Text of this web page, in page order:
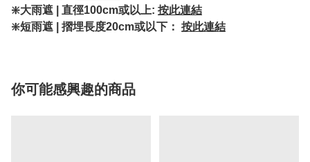
❇️大雨遮 | 直徑100cm或以上: 按此連結
❇️短雨遮 | 摺埋長度20cm或以下： 按此連結
你可能感興趣的商品